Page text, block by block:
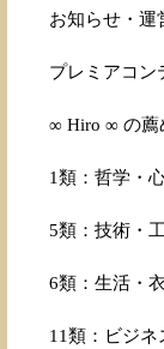
お知らせ・運
プレミアコン
∞ Hiro ∞ の薦
1類：哲学・
5類：技術・
6類：生活・
11類：ビジ